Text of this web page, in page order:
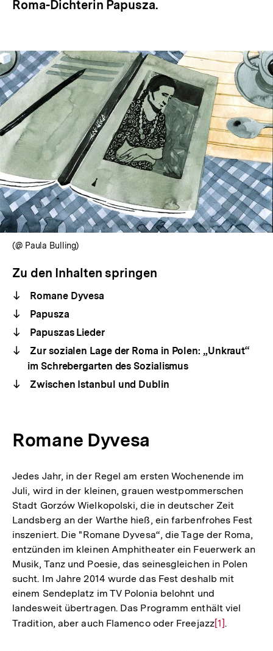
Roma-Dichterin Papusza.
(@ Paula Bulling)
Zu den Inhalten springen
Romane Dyvesa
Papusza
Papuszas Lieder
Zur sozialen Lage der Roma in Polen: „Unkraut“
im Schrebergarten des Sozialismus
Zwischen Istanbul und Dublin
Romane Dyvesa
Jedes Jahr, in der Regel am ersten Wochenende im
Juli, wird in der kleinen, grauen westpommerschen
Stadt Gorzów Wielkopolski, die in deutscher Zeit
Landsberg an der Warthe hieß, ein farbenfrohes Fest
inszeniert. Die "Romane Dyvesa“, die Tage der Roma,
entzünden im kleinen Amphitheater ein Feuerwerk an
Musik, Tanz und Poesie, das seinesgleichen in Polen
sucht. Im Jahre 2014 wurde das Fest deshalb mit
einem Sendeplatz im TV Polonia belohnt und
landesweit übertragen. Das Programm enthält viel
Tradition, aber auch Flamenco oder FreejazzZur
[1].